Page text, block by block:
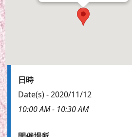
日時
Date(s) - 2020/11/12
10:00 AM - 10:30 AM